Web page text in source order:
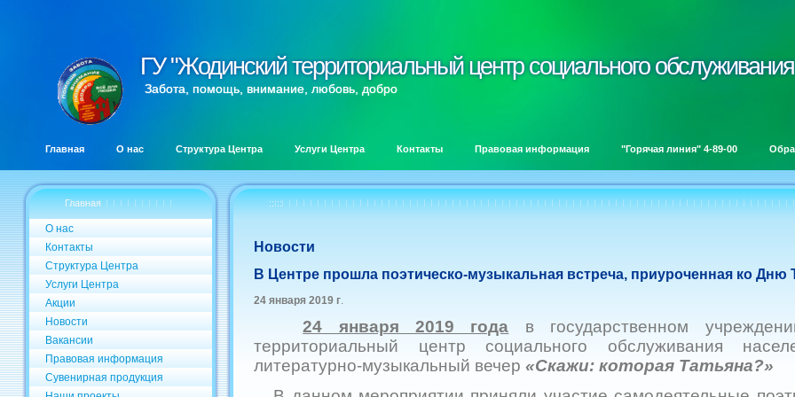
ГУ "Жодинский территориальный центр социального
ГУ "Жодинский территориальный центр социального
Забота, помощь, внимание, любовь, добро
Главная О нас Структура Центра Услуги Центра Контакты Правовая информация "Горячая линия" 4-89-00
Главная
О нас
Контакты
Структура Центра
Услуги Центра
Акции
Новости
Вакансии
Правовая информация
Сувенирная продукция
:: ::
Новости
В Центре прошла поэтическо-музыкальная встреча, приуроченная ко Дню
24 января 2019 г.
24 января 2019 года
в государственном
территориальный центр социального обслуживания
литературно-музыкальный вечер «Скажи: которая Татьяна?»